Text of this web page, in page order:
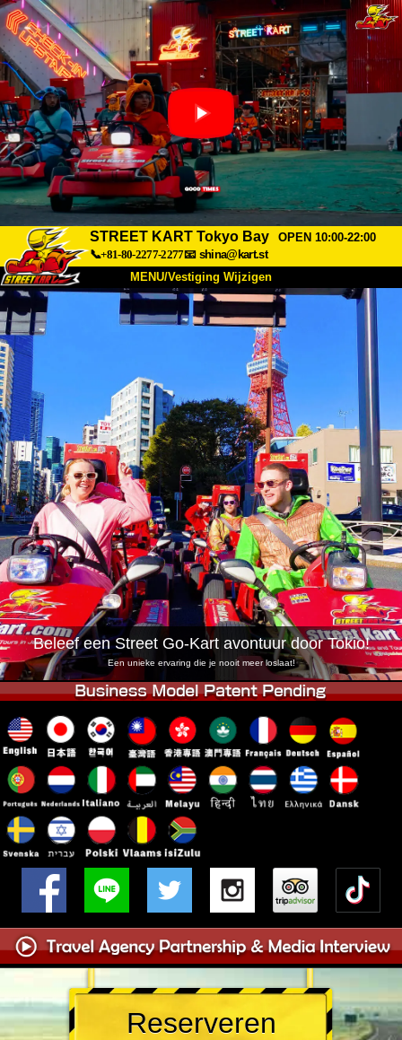
STREET KART Tokyo Bay
OPEN 10:00-22:00
📞+81-80-2277-2277📧 shina@kart.st
MENU/Vestiging Wijzigen
TOP
Veelgestelde Vragen
Reserveren
Vestiging Wijzigen
Tokio Shinagawa Tokio Akihabara#1
Tokio Akihabara#2 Tokio Shibuya
Tokio Shibuya Annex Tokio Baai
Tokio Asakusa Osaka
Okinawa
Beleef een Street Go-Kart avontuur door Tokio!
Een unieke ervaring die je nooit meer loslaat!
Reserveren